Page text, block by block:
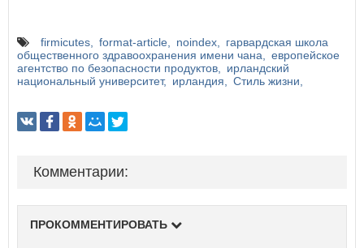
firmicutes format-article noindex
гарвардская школа
общественного здравоохранения имени чана
европейское
агентство по безопасности продуктов
ирландский
национальный университет
ирландия Стиль жизни
Комментарии:
ПРОКОММЕНТИРОВАТЬ